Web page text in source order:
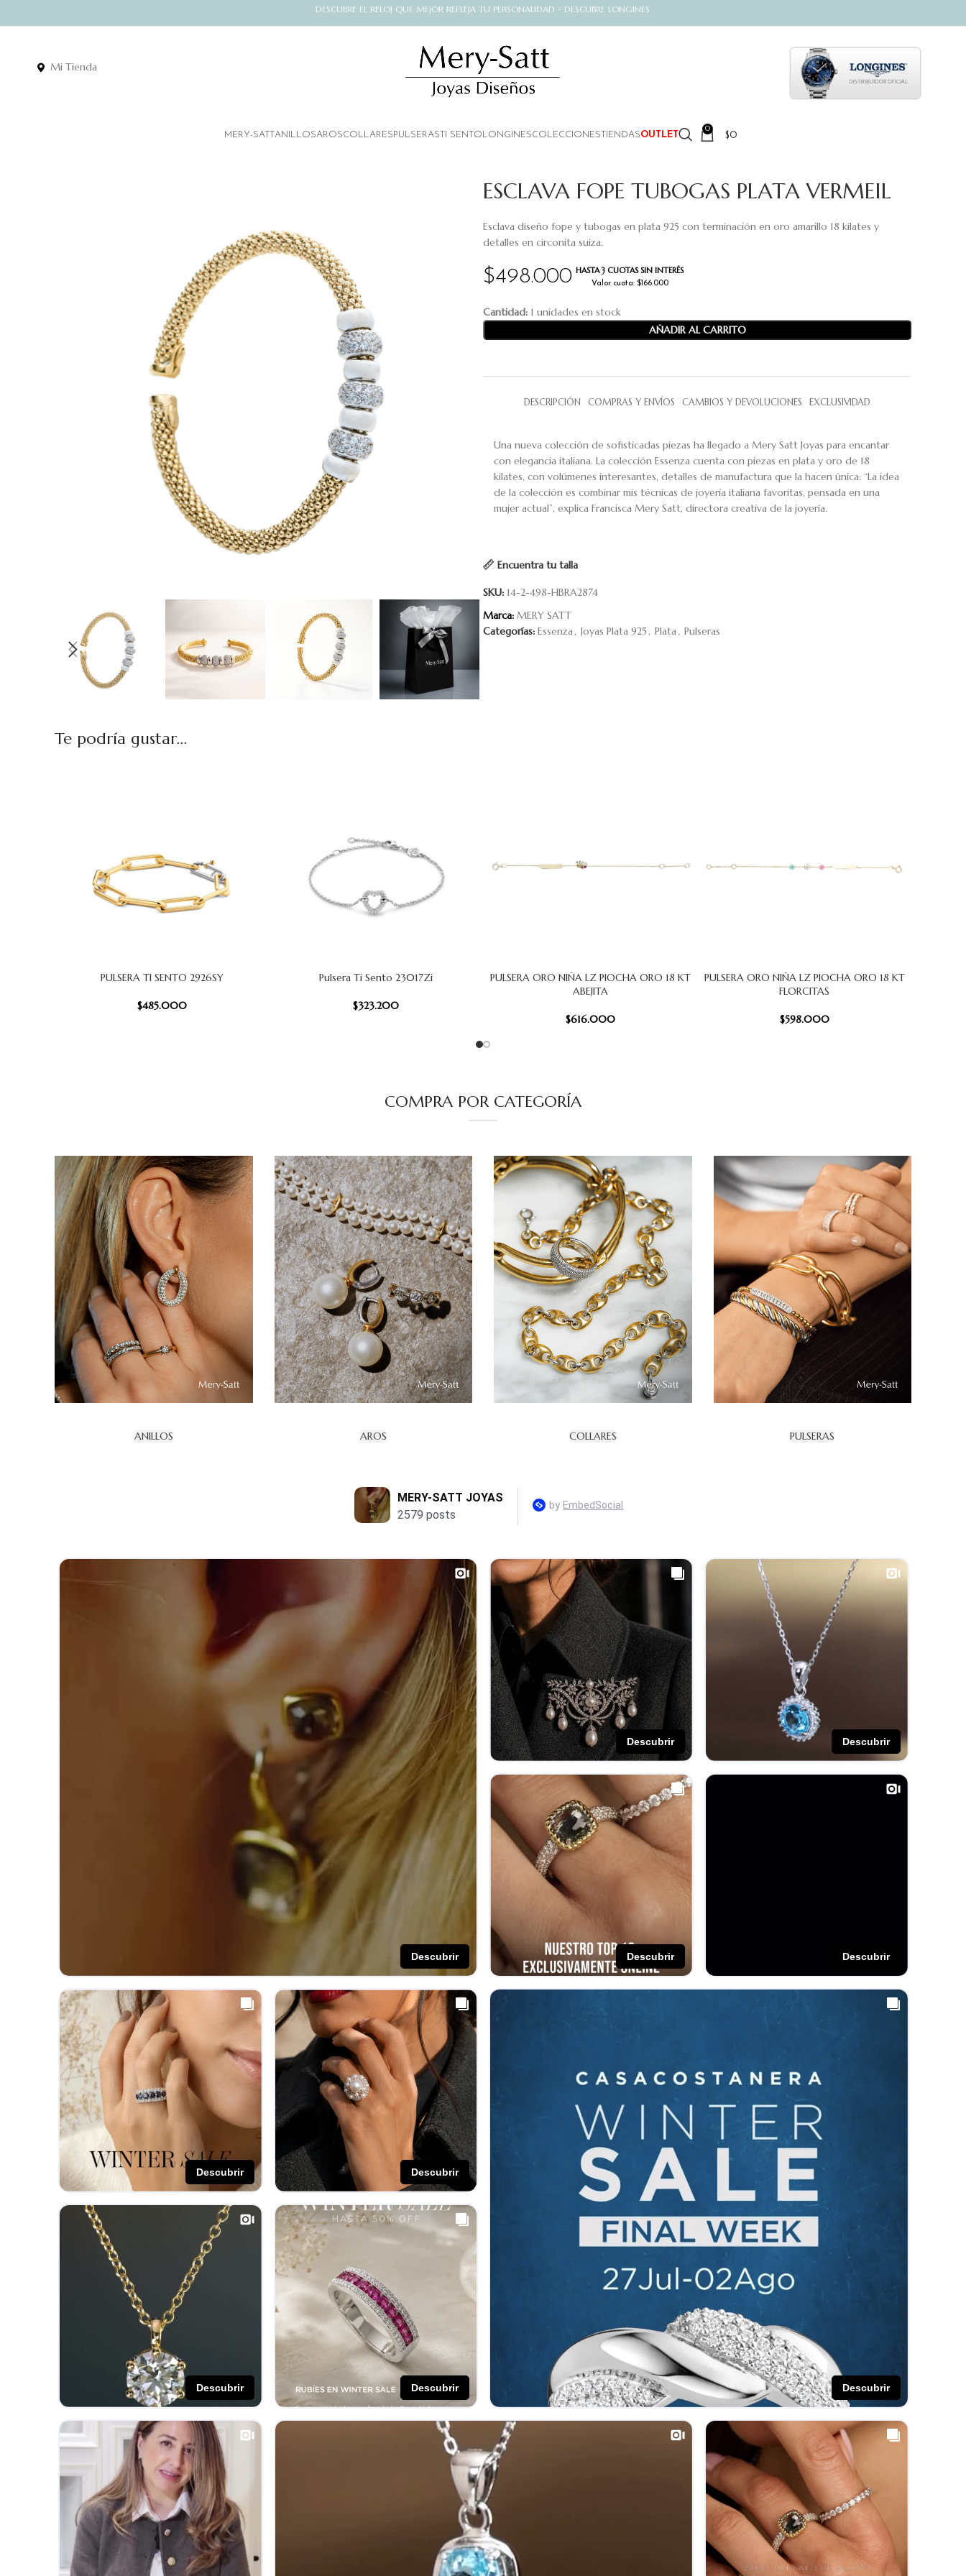
DESCUBRE EL RELOJ QUE MEJOR REFLEJA TU PERSONALIDAD - DESCUBRE LONGINES
Mi Tienda
MERY-SATTANILLOSAROSCOLLARES PULSERASTI SENTO LONGINESCOLECCIONESTIENDASOUTLET
0 $0
ESCLAVA FOPE TUBOGAS PLATA VERMEIL
$498.000 HASTA 3 CUOTAS SIN INTERÉS
Valor cuota: $166.000
Esclava diseño fope y tubogas en plata 925 con terminación en oro amarillo 18 kilates y
detalles en circonita suiza.
Cantidad: 1 unidades en stock
AÑADIR AL CARRITO
Encuentra tu talla
DESCRIPCIÓN COMPRAS Y ENVÍOS CAMBIOS Y DEVOLUCIONES EXCLUSIVIDAD
Una nueva colección de sofisticadas piezas ha llegado a Mery Satt Joyas para encantar
con elegancia italiana. La colección Essenza cuenta con piezas en plata y oro de 18
kilates, con volúmenes interesantes, detalles de manufactura que la hacen única: “La idea
de la colección es combinar mis técnicas de joyería italiana favoritas, pensada en una
mujer actual”, explica Francisca Mery Satt, directora creativa de la joyería.
SKU: 14-2-498-HBRA2874
Categorías: Essenza, Joyas Plata 925, Plata, Pulseras
Marca: MERY SATT
Te podría gustar...
AÑADIR AL CARRITO
PULSERA TI SENTO 2926SY
$485.000
AÑADIR AL CARRITOPulsera Ti Sento 23017Zi
$323.200
AÑADIR AL CARRITO
PULSERA ORO NIÑA LZ PIOCHA ORO 18 KT
ABEJITA
$616.000
AÑADIR AL CARRITO
PULSERA ORO NIÑA LZ PIOCHA ORO 18 KT
FLORCITAS
$598.000
COMPRA POR CATEGORÍA
ANILLOS AROS COLLARES PULSERAS